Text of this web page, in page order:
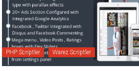
PHP Scriptler Warez Scriptler